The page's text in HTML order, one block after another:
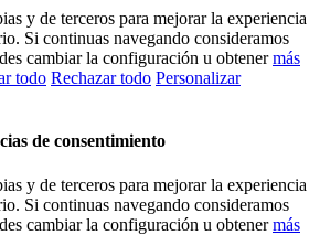
y de terceros para mejorar la experiencia
Si continuas navegando consideramos
cambiar la configuración u obtenermás
todo Rechazar todo Personalizar
de consentimiento
y de terceros para mejorar la experiencia
Si continuas navegando consideramos
cambiar la configuración u obtenermás